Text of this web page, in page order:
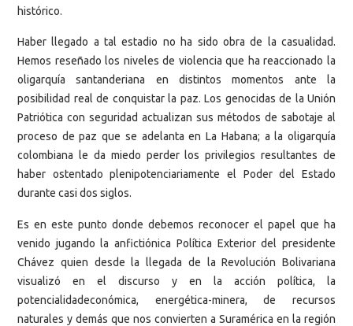
histórico.
Haber llegado a tal estadio no ha sido obra de la casualidad.
Hemos reseñado los niveles de violencia que ha reaccionado la
oligarquía santanderiana en distintos momentos ante la
posibilidad real de conquistar la paz. Los genocidas de la Unión
Patriótica con seguridad actualizan sus métodos de sabotaje al
proceso de paz que se adelanta en La Habana; a la oligarquía
colombiana le da miedo perder los privilegios resultantes de
haber ostentado plenipotenciariamente el Poder del Estado
durante casi dos siglos.
Es en este punto donde debemos reconocer el papel que ha
venido jugando la anfictiónica Política Exterior del presidente
Chávez quien desde la llegada de la Revolución Bolivariana
visualizó en el discurso y en la acción política, la
potencialidadeconómica, energética-minera, de recursos
naturales y demás que nos convierten a Suramérica en la región